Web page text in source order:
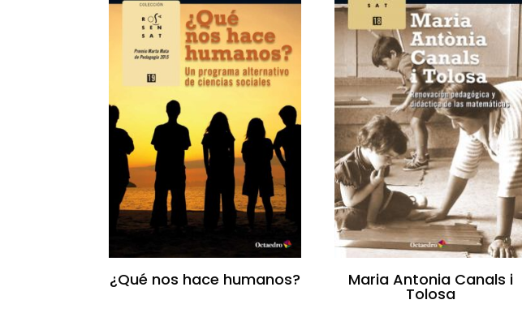
últimos
¿Qué nos hace humanos? Maria Antonia Canals i
Tolosa